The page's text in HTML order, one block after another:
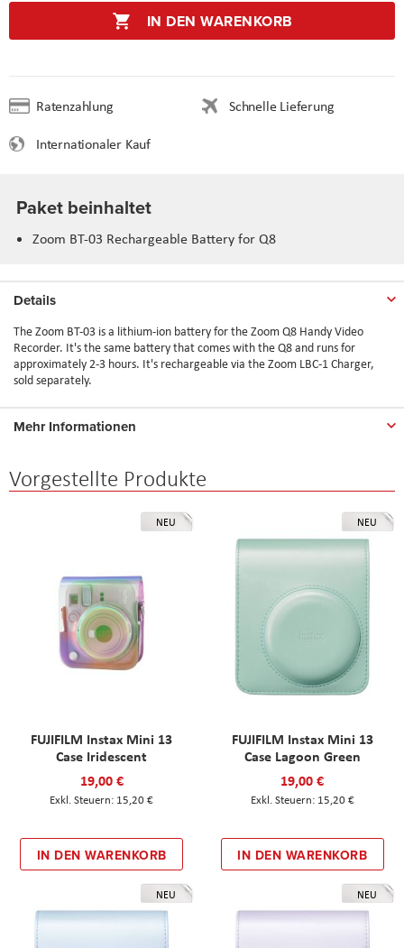
IN DEN WARENKORB
Ratenzahlung
Schnelle Lieferung
Internationaler Kauf
Paket beinhaltet
Zoom BT-03 Rechargeable Battery for Q8
Details
TheZoom BT-03 is a lithium-ion battery for the Zoom Q8 Handy Video
Recorder. It's the same battery that comes with the Q8 and runs for
approximately 2-3 hours. It's rechargeable via the Zoom LBC-1 Charger,
sold separately.
Mehr Informationen
Vorgestellte Produkte
NEU
FUJIFILM Instax Mini 13
Case Iridescent
19,00 €
15,20 €
IN DEN WARENKORB
NEU
FUJIFILM Instax Mini 13
Case Lagoon Green
19,00 €
15,20 €
IN DEN WARENKORB
NEU NEU